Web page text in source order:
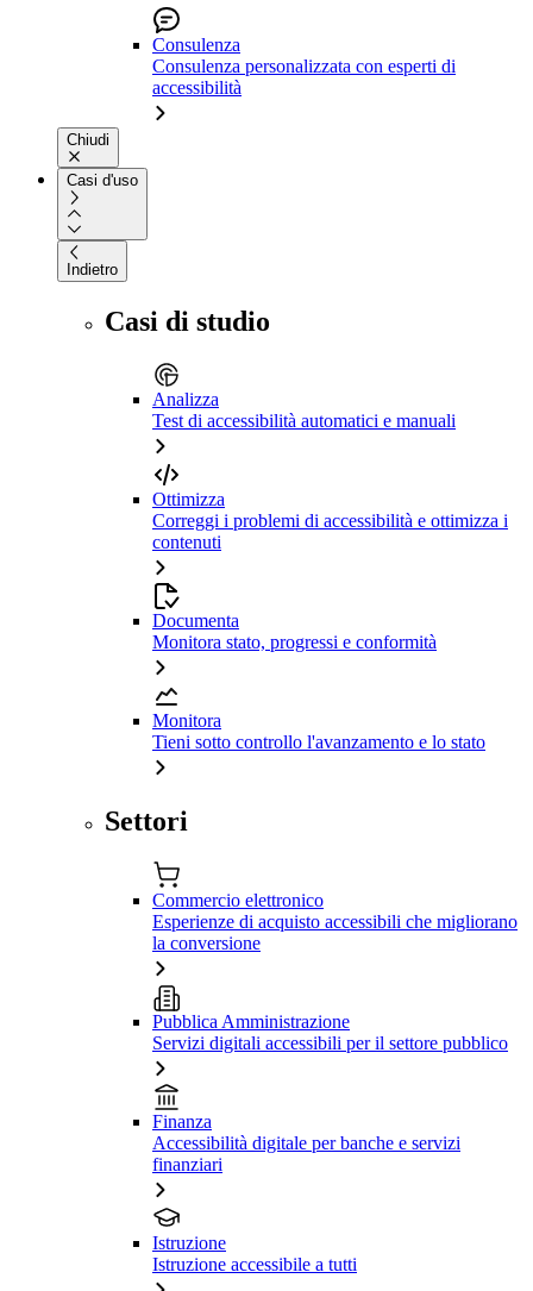
Consulenza
Consulenza personalizzata con esperti di
accessibilità
Chiudi
Casi d'uso
Indietro
Casi di studio
Analizza
Test di accessibilità automatici e manuali
Ottimizza
Correggi i problemi di accessibilità e ottimizza i
contenuti
Documenta
Monitora stato, progressi e conformità
Monitora
Tieni sotto controllo l'avanzamento e lo stato
Settori
Commercio elettronico
Esperienze di acquisto accessibili che migliorano
la conversione
Pubblica Amministrazione
Servizi digitali accessibili per il settore pubblico
Finanza
Accessibilità digitale per banche e servizi
finanziari
Istruzione
Istruzione accessibile a tutti